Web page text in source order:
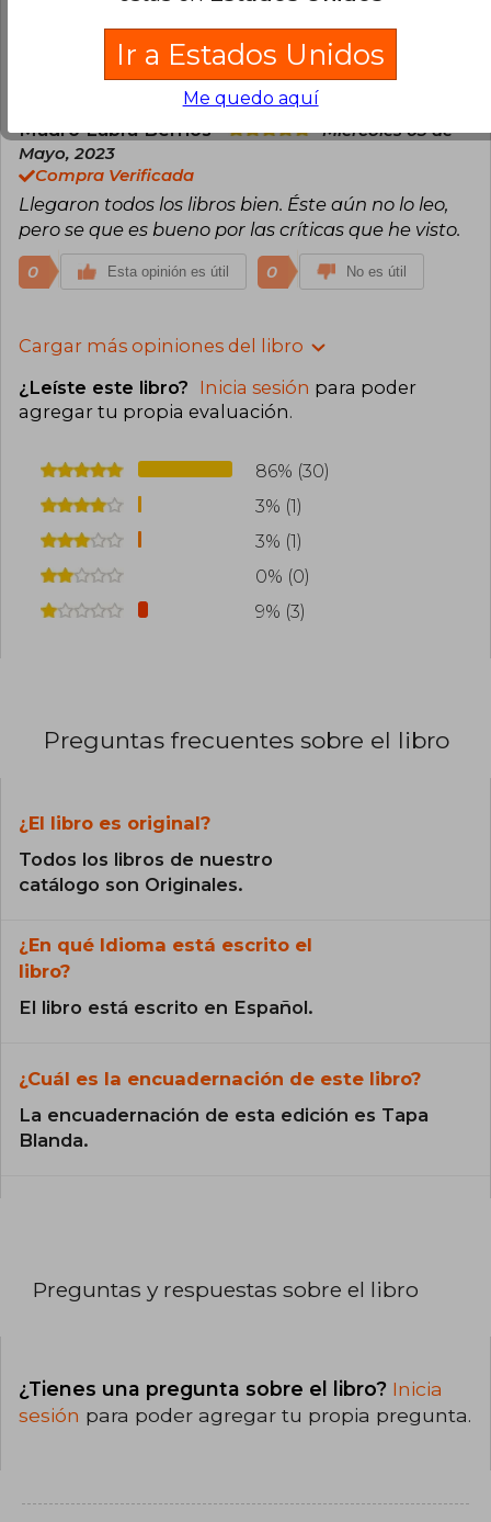
formar hábitos o que desean mejorar sus dias.
Esta opinión es útil 0 No es útil
Mauro Labra Berrios
Miércoles 03 de
Mayo, 2023
Compra Verificada
Llegaron todos los libros bien. Éste aún no lo leo,
pero se que es bueno por las críticas que he visto.
0 Esta opinión es útil 0 No es útil
Cargar más opiniones del libro
¿Leíste este libro? Inicia sesión para poder
agregar tu propia evaluación.
86% (30)
3% (1)
3% (1)
0% (0)
9% (3)
Preguntas frecuentes sobre el libro
¿El libro es original?
Todos los libros de nuestro
catálogo son Originales.
¿En qué Idioma está escrito el
libro?
El libro está escrito en Español.
¿Cuál es la encuadernación de este libro?
La encuadernación de esta edición es Tapa
Blanda.
Preguntas y respuestas sobre el libro
¿Tienes una pregunta sobre el libro? Inicia
sesión para poder agregar tu propia pregunta.
Ir a Estados Unidos
Me quedo aquí